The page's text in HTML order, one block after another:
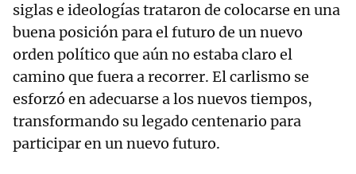
siglas e ideologías trataron de colocarse en una
buena posición para el futuro de un nuevo
orden político que aún no estaba claro el
camino que fuera a recorrer. El carlismo se
esforzó en adecuarse a los nuevos tiempos,
transformando su legado centenario para
participar en un nuevo futuro.